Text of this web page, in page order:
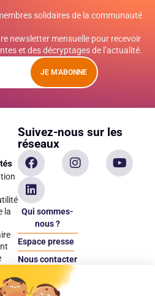
solidaires de la communauté
newsletter mensuelle pour recevoir
et des décryptages de l’actualité.
JE M'ABONNE
la
met
Suivez-nous sur les
réseaux
Qui sommes-
nous ?
Espace presse
Nous contacter
Espace
donateur